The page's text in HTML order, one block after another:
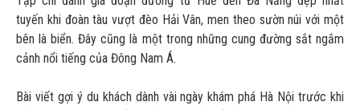
tuyến khi đoàn tàu vượt đèo Hải Vân, men theo sườn núi với một
bên là biển. Đây cũng là một trong những cung đường sắt ngắm
cảnh nổi tiếng của Đông Nam Á.
Bài viết gợi ý du khách dành vài ngày khám phá Hà Nội trước khi